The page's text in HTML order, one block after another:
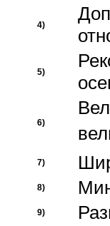
4)
5)
6)
7)
8)
9)